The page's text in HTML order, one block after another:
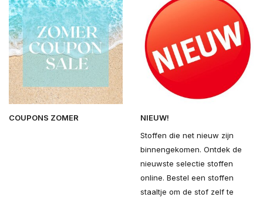
COUPONS ZOMER
NIEUW!
Stoffen die net nieuw zijn
binnengekomen. Ontdek de
nieuwste selectie stoffen
online. Bestel een stoffen
staaltje om de stof zelf te